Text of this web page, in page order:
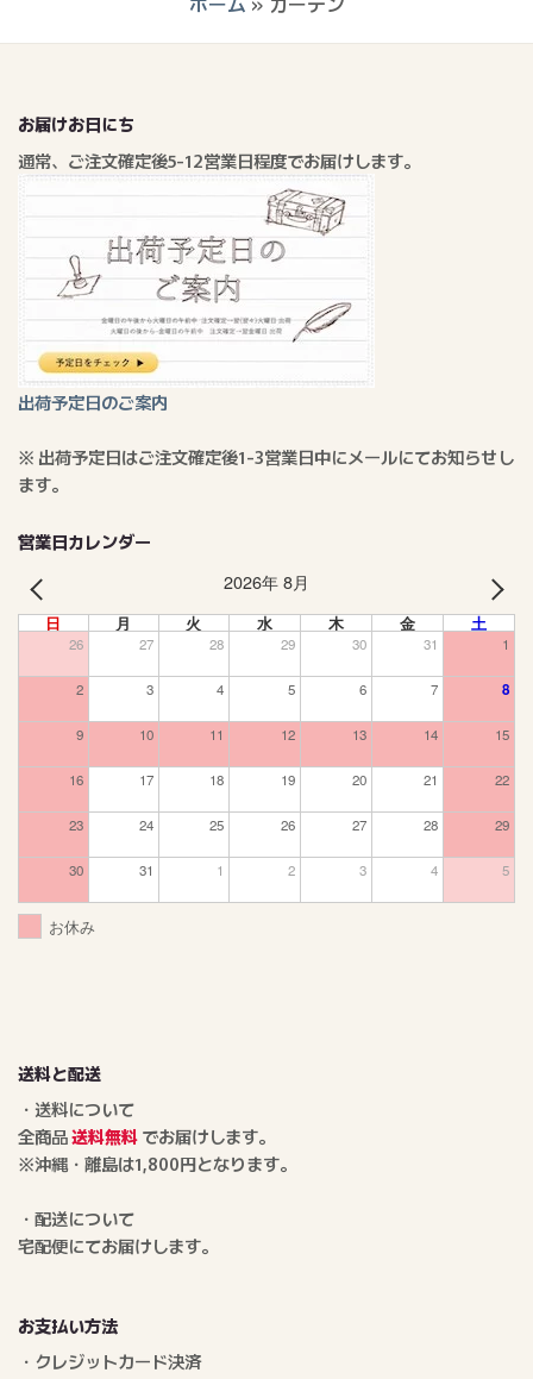
お届けお日にち
通常、ご注文確定後5-12営業日程度でお届けします。
出荷予定日のご案内
※ 出荷予定日はご注文確定後1-3営業日中にメールにてお知らせし
ます。
営業日カレンダー
2026年 8月
日 月 火 水 木 金 土
26 27 28 29 30 31 1
2 3 4 5 6 7 8
9 10 11 12 13 14 15
16 17 18 19 20 21 22
23 24 25 26 27 28 29
30 31 1 2 3 4 5
お休み
送料と配送
・送料について
全商品送料無料でお届けします。
※沖縄・離島は1,800円となります。
・配送について
宅配便にてお届けします。
お支払い方法
・クレジットカード決済